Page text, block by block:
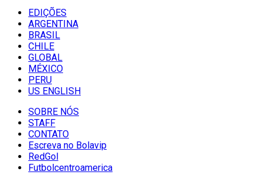
EDIÇÕES
ARGENTINA
BRASIL
CHILE
GLOBAL
MÉXICO
PERU
US ENGLISH
SOBRE NÓS
STAFF
CONTATO
Escreva no Bolavip
RedGol
Futbolcentroamerica